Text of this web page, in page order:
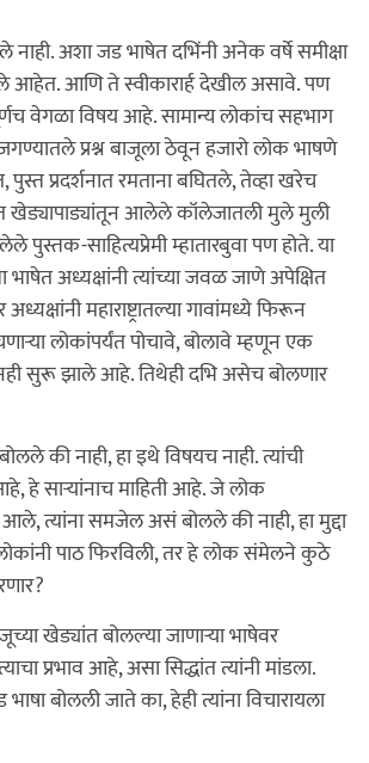
अशा जड भाषेत दभिंनी अनेक वर्षे समीक्षा
आहेत. आणि ते स्वीकारार्ह देखील असावे. पण
वेगळा विषय आहे. सामान्य लोकांच सहभाग
प्रश्न बाजूला ठेवून हजारो लोक भाषणे
पुस्त प्रदर्शनात रमताना बघितले, तेव्हा खरेच
खेड्यापाड्यांतून आलेले कॉलेजातली मुले मुली
साहित्यप्रेमी म्हातारबुवा पण होते. या
अध्यक्षांनी त्यांच्या जवळ जाणे अपेक्षित
महाराष्ट्रातल्या गावांमध्ये फिरून
लोकांपर्यंत पोचावे, बोलावे म्हणून एक
सुरू झाले आहे. तिथेही दभि असेच बोलणार
की नाही, हा इथे विषयच नाही. त्यांची
हे सार्‍यांनाच माहिती आहे. जे लोक
आले, त्यांना समजेल असं बोलले की नाही, हा मुद्दा
पाठ फिरविली, तर हे लोक संमेलने कुठे
खेड्यांत बोलल्या जाणार्‍या भाषेवर
प्रभाव आहे, असा सिद्धांत त्यांनी मांडला.
बोलली जाते का, हेही त्यांना विचारायला